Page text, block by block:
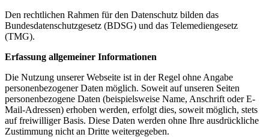
Den rechtlichen Rahmen für den Datenschutz bilden das
Bundesdatenschutzgesetz (BDSG) und das Telemediengesetz
(TMG).
Erfassung allgemeiner Informationen
Die Nutzung unserer Webseite ist in der Regel ohne Angabe
personenbezogener Daten möglich. Soweit auf unseren Seiten
personenbezogene Daten (beispielsweise Name, Anschrift oder E-
Mail-Adressen) erhoben werden, erfolgt dies, soweit möglich, stets
auf freiwilliger Basis. Diese Daten werden ohne Ihre ausdrückliche
Zustimmung nicht an Dritte weitergegeben.